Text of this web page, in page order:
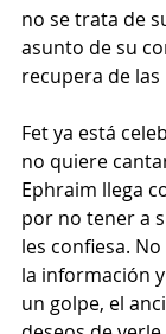
no se trata de
asunto de su
recupera de las
Fet ya está
no quiere
Ephraim llega
por no tener a
les confiesa.
la información
un golpe, el